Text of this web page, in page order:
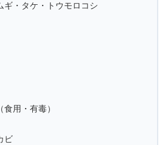
ギ・タケ・トウモロコシ
食用・有毒）
ビ